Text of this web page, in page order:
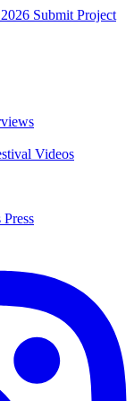
Submit Project
Videos
Press